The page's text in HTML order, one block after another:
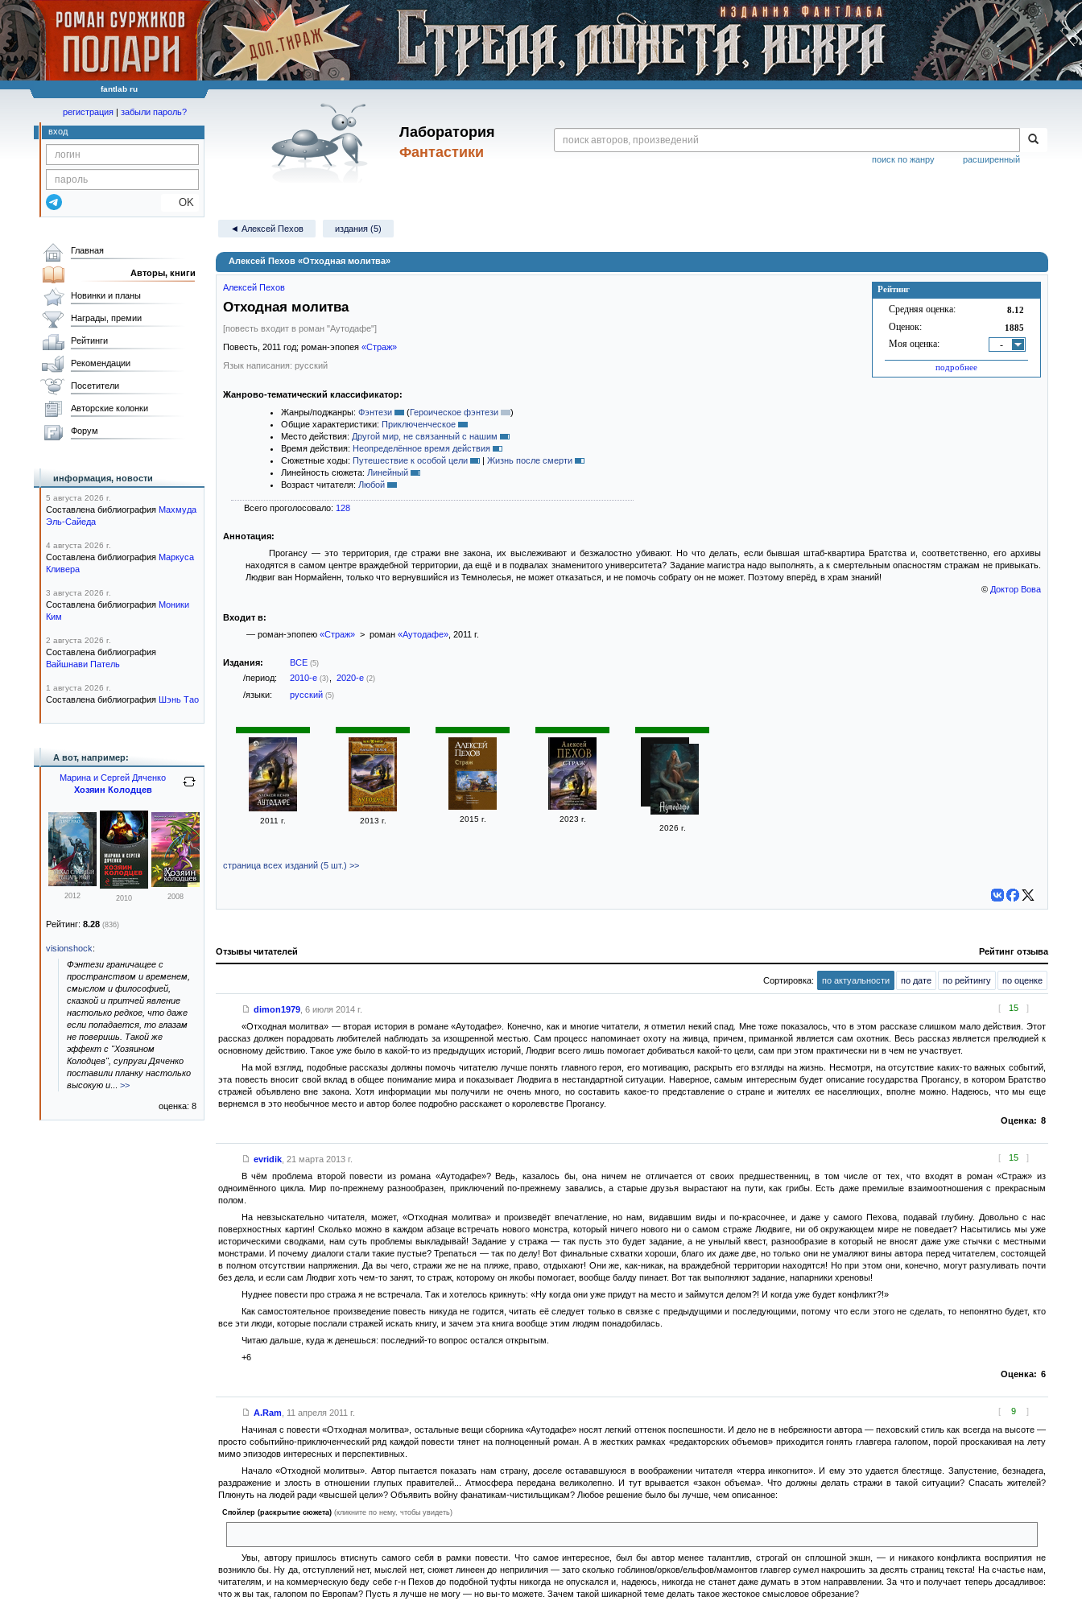
fantlab ru
Лаборатория
Фантастики
расширенный
поиск по жанру
регистрация | забыли пароль?
вход
OK
◄ Алексей Пехов издания (5)
Алексей Пехов «Отходная молитва»
Рейтинг
Средняя оценка: 8.12
Оценок: 1885
Моя оценка: -
подробнее
Алексей Пехов
Отходная молитва
[повесть входит в роман "Аутодафе"]
Повесть, 2011 год; роман-эпопея «Страж»
Язык написания: русский
Жанрово-тематический классификатор:
Жанры/поджанры: Фэнтези (Героическое фэнтези
)
Общие характеристики: Приключенческое
Место действия: Другой мир, не связанный с нашим
Время действия: Неопределённое время действия
Сюжетные ходы: Путешествие к особой цели | Жизнь после смерти
Линейность сюжета: Линейный
Возраст читателя: Любой
Всего проголосовало: 128
Аннотация:
Прогансу — это территория, где стражи вне закона, их выслеживают и безжалостно убивают. Но что делать, если бывшая штаб-квартира Братства и, соответственно, его архивы
находятся в самом центре враждебной территории, да ещё и в подвалах знаменитого университета? Задание магистра надо выполнять, а к смертельным опасностям стражам не привыкать.
Людвиг ван Нормайенн, только что вернувшийся из Темнолесья, не может отказаться, и не помочь собрату он не может. Поэтому вперёд, в храм знаний!
© Доктор Вова
Входит в:
— роман-эпопею «Страж»> роман «Аутодафе», 2011 г.
Издания: ВСЕ (5)
/период: 2010-е (3) 2020-е (2)
/языки: русский (5)
2011 г. 2013 г. 2015 г.
2023 г.
2026 г.
страница всех изданий (5 шт.) >>
Отзывы читателей Рейтинг отзыва
Сортировка: по актуальности по дате по рейтингу по оценке
[ 15 ]
dimon1979, 6 июля 2014 г.
«Отходная молитва» — вторая история в романе «Аутодафе». Конечно, как и многие читатели, я отметил некий спад. Мне тоже показалось, что в этом рассказе слишком мало действия. Этот
рассказ должен порадовать любителей наблюдать за изощренной местью. Сам процесс напоминает охоту на живца, причем, приманкой является сам охотник. Весь рассказ является прелюдией к
основному действию. Такое уже было в какой-то из предыдущих историй, Людвиг всего лишь помогает добиваться какой-то цели, сам при этом практически ни в чем не участвует.
На мой взгляд, подобные рассказы должны помочь читателю лучше понять главного героя, его мотивацию, раскрыть его взгляды на жизнь. Несмотря, на отсутствие каких-то важных событий,
эта повесть вносит свой вклад в общее понимание мира и показывает Людвига в нестандартной ситуации. Наверное, самым интересным будет описание государства Прогансу, в котором Братство
стражей объявлено вне закона. Хотя информации мы получили не очень много, но составить какое-то представление о стране и жителях ее населяющих, вполне можно. Надеюсь, что мы еще
вернемся в это необычное место и автор более подробно расскажет о королевстве Прогансу.
Оценка: 8
[ 15 ]
evridik, 21 марта 2013 г.
В чём проблема второй повести из романа «Аутодафе»? Ведь, казалось бы, она ничем не отличается от своих предшественниц, в том числе от тех, что входят в роман «Страж» из
одноимённого цикла. Мир по-прежнему разнообразен, приключений по-прежнему завались, а старые друзья вырастают на пути, как грибы. Есть даже премилые взаимоотношения с прекрасным
полом.
На невзыскательно читателя, может, «Отходная молитва» и произведёт впечатление, но нам, видавшим виды и по-красочнее, и даже у самого Пехова, подавай глубину. Довольно с нас
поверхностных картин! Сколько можно в каждом абзаце встречать нового монстра, который ничего нового ни о самом страже Людвиге, ни об окружающем мире не поведает? Насытились мы уже
историческими сводками, нам суть проблемы выкладывай! Задание у стража — так пусть это будет задание, а не унылый квест, разнообразие в который не вносят даже уже стычки с местными
монстрами. И почему диалоги стали такие пустые? Трепаться — так по делу! Вот финальные схватки хороши, благо их даже две, но только они не умаляют вины автора перед читателем, состоящей
в полном отсутствии напряжения. Да вы чего, стражи же не на пляже, право, отдыхают! Они же, как-никак, на враждебной территории находятся! Но при этом они, конечно, могут разгуливать почти
без дела, и если сам Людвиг хоть чем-то занят, то страж, которому он якобы помогает, вообще балду пинает. Вот так выполняют задание, напарники хреновы!
Нуднее повести про стража я не встречала. Так и хотелось крикнуть: «Ну когда они уже придут на место и займутся делом?! И когда уже будет конфликт?!»
Как самостоятельное произведение повесть никуда не годится, читать её следует только в связке с предыдущими и последующими, потому что если этого не сделать, то непонятно будет, кто
все эти люди, которые послали стражей искать книгу, и зачем эта книга вообще этим людям понадобилась.
Читаю дальше, куда ж денешься: последний-то вопрос остался открытым.
+6
Оценка: 6
[ 9 ]
A.Ram
11 апреля 2011 г.
Начиная с повести «Отходная молитва», остальные вещи сборника «Аутодафе» носят легкий оттенок поспешности. И дело не в небрежности автора — пеховский стиль как всегда на высоте —
просто событийно-приключенческий ряд каждой повести тянет на полноценный роман. А в жестких рамках «редакторских объемов» приходится гонять главгера галопом, порой проскакивая на лету
мимо эпизодов интересных и перспективных.
Начало «Отходной молитвы». Автор пытается показать нам страну, доселе остававшуюся в воображении читателя «терра инкогнито». И ему это удается блестяще. Запустение, безнадега,
раздражение и злость в отношении глупых правителей... Атмосфера передана великолепно. И тут врывается «закон объема». Что должны делать стражи в такой ситуации? Спасать жителей?
Плюнуть на людей ради «высшей цели»? Объявить войну фанатикам-чистильщикам? Любое решение было бы лучше, чем описанное:
Спойлер (раскрытие сюжета) (кликните по нему, чтобы увидеть)
Увы, автору пришлось втиснуть самого себя в рамки повести. Что самое интересное, был бы автор менее талантлив, строгай он сплошной экшн, — и никакого конфликта восприятия не
возникло бы. Ну да, отступлений нет, мыслей нет, сюжет линеен до неприличия — зато сколько гоблинов/орков/ельфов/мамонтов главгер сумел накрошить за десять страниц текста! На счастье нам,
читателям, и на коммерческую беду себе г-н Пехов до подобной туфты никогда не опускался и, надеюсь, никогда не станет даже думать в этом направвлении. За что и получает теперь досадливое:
что ж вы так, галопом по Европам? Пусть я лучше не могу — но вы-то можете. Зачем такой шикарной теме делать такое жестокое смысловое обрезание?
Главная
Авторы, книги
Новинки и планы
Награды, премии
Рейтинги
Рекомендации
Посетители
Авторские колонки
Форум
информация, новости
5 августа 2026 г.
Составлена библиография Махмуда
Эль-Сайеда
4 августа 2026 г.
Составлена библиография Маркуса
Кливера
3 августа 2026 г.
Составлена библиография Моники
Ким
2 августа 2026 г.
Составлена библиография
Вайшнави Патель
1 августа 2026 г.
Составлена библиография Шэнь Тао
А вот, например:
Марина и Сергей Дяченко
Хозяин Колодцев
2012 2010 2008
Рейтинг: 8.28 (836)
visionshock:
Фэнтези граничащее с
пространством и временем,
смыслом и философией,
сказкой и притчей явление
настолько редкое, что даже
если попадается, то глазам
не поверишь. Такой же
эффект с "Хозяином
Колодцев", супруги Дяченко
поставили планку настолько
высокую и
>>
оценка: 8